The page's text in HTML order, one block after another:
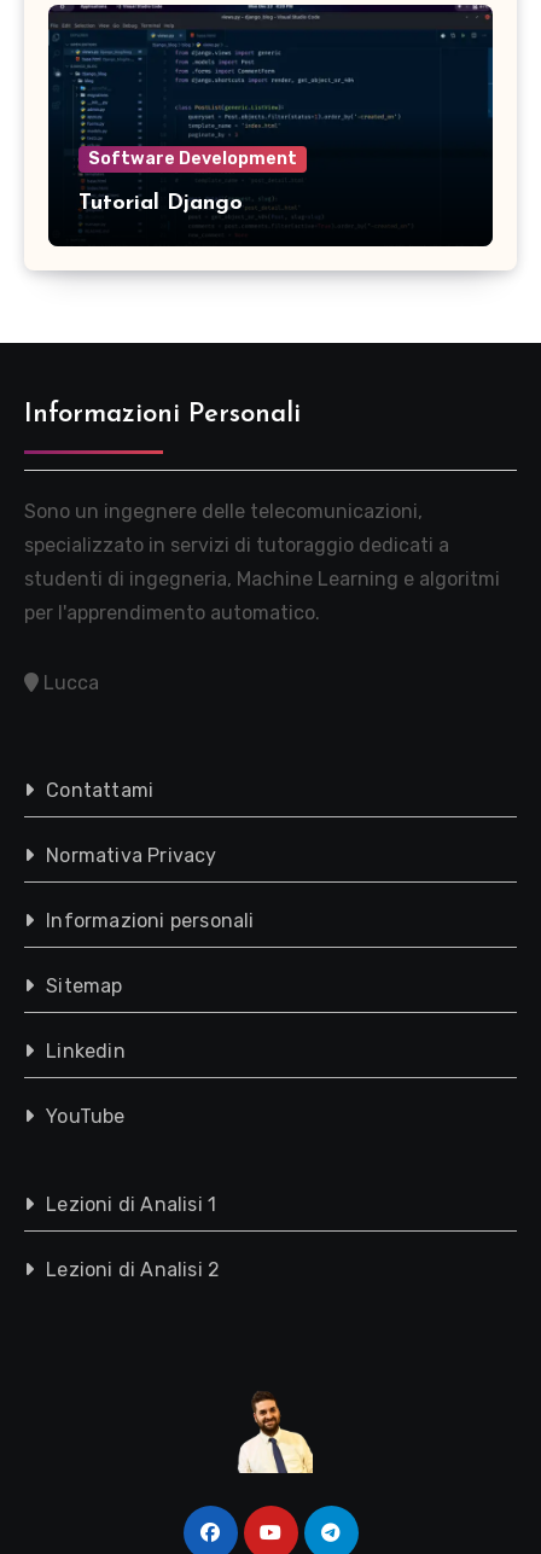
Software Development
Tutorial Django
Informazioni Personali
Sono un ingegnere delle telecomunicazioni,
specializzato in servizi di tutoraggio dedicati a
studenti di ingegneria, Machine Learning e algoritmi
per l'apprendimento automatico.
Lucca
Contattami
Normativa Privacy
Informazioni personali
Sitemap
Linkedin
YouTube
Lezioni di Analisi 1
Lezioni di Analisi 2